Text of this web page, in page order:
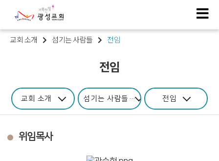
교회 소개 섬기는 사람들 전임
전임
교회 소개 섬기는 사람들 전임
위임목사